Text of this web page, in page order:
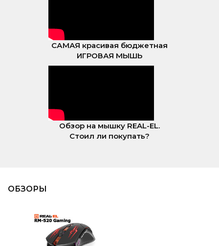
САМАЯ красивая бюджетная
ИГРОВАЯ МЫШЬ
Обзор на мышку REAL-EL.
Стоил ли покупать?
ОБЗОРЫ